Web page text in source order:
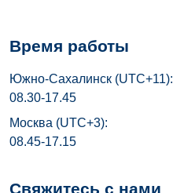
Время работы
Южно-Сахалинск (UTC+11):
08.30-17.45
Москва (UTC+3):
08.45-17.15
Свяжитесь с нами